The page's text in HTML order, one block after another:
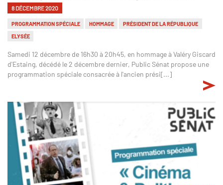
8 DÉCEMBRE 2020
PROGRAMMATION SPÉCIALE HOMMAGE
PRÉSIDENT DE LA RÉPUBLIQUE
ELYSÉE
Samedi 12 décembre de 16h30 à 20h45, en hommage à Valéry Giscard
d'Estaing, décédé le 2 décembre dernier, Public Sénat propose une
programmation spéciale consacrée à l'ancien prési[...]